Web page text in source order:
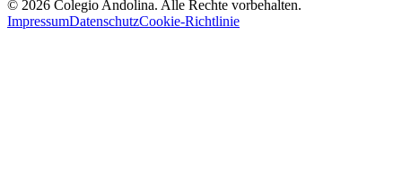
© 2026 Colegio Andolina. Alle Rechte vorbehalten.
ImpressumDatenschutzCookie-Richtlinie